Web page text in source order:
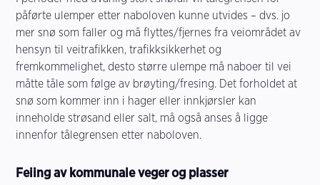
påførte ulemper etter naboloven kunne utvides – dvs. jo
mer snø som faller og må flyttes/fjernes fra veiområdet av
hensyn til veitrafikken, trafikksikkerhet og
fremkommelighet, desto større ulempe må naboer til vei
måtte tåle som følge av brøyting/fresing. Det forholdet at
snø som kommer inn i hager eller innkjørsler kan
inneholde strøsand eller salt, må også anses å ligge
innenfor tålegrensen etter naboloven.
Feiing av kommunale veger og plasser